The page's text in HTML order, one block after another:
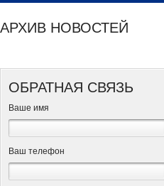
АРХИВ НОВОСТЕЙ
ОБРАТНАЯ СВЯЗЬ
Ваше имя
Ваш телефон